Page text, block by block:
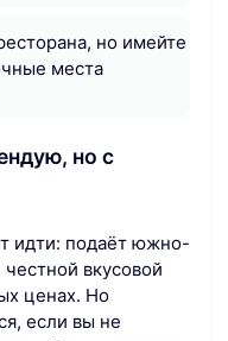
но имейте
места
но с
идти: подаёт южно-
вкусовой
ценах. Но
если вы не